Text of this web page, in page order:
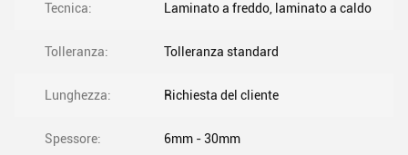
Tecnica: Laminato a freddo, laminato a caldo
Tolleranza: Tolleranza standard
Lunghezza: Richiesta del cliente
Spessore: 6mm - 30mm